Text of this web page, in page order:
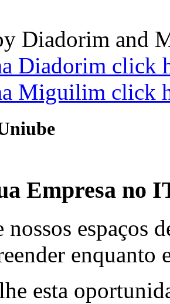
Diadorim and
Diadorim click
Miguilim click
Empresa no
espaços
enquanto
esta